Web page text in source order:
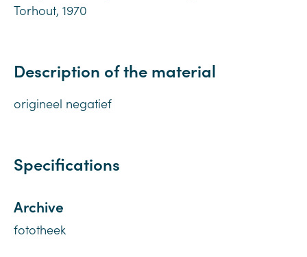
Torhout, 1970
Description of the material
origineel negatief
Specifications
Archive
fototheek